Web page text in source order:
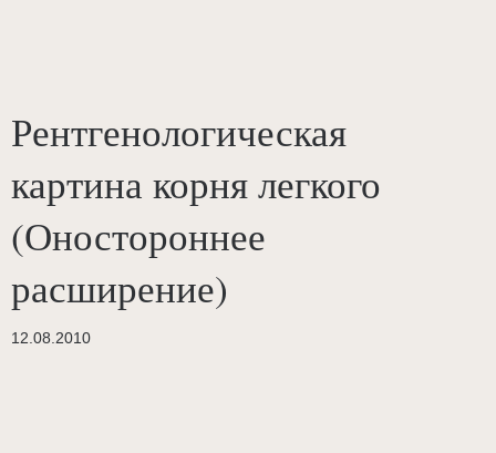
Рентгенологическая
картина корня легкого
(Оностороннее
расширение)
12.08.2010